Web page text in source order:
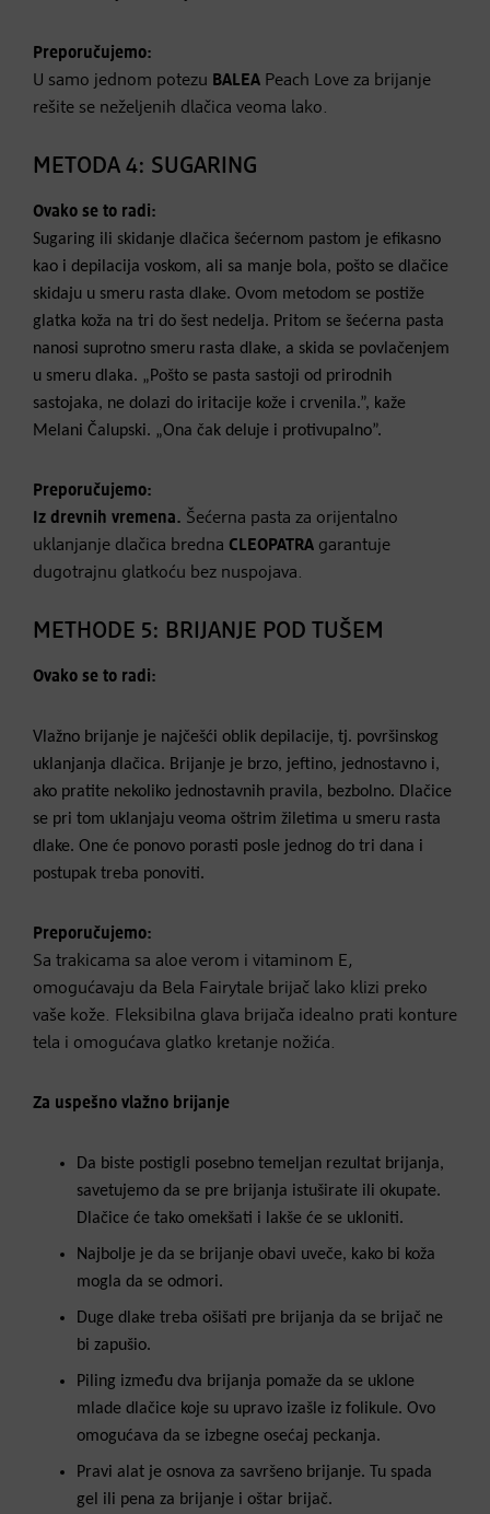
Preporučujemo:
U samo jednom potezu BALEA Peach Love za brijanje
rešite se neželjenih dlačica veoma lako.
METODA 4: SUGARING
Ovako se to radi:
Sugaring ili skidanje dlačica šećernom pastom je efikasno
kao i depilacija voskom, ali sa manje bola, pošto se dlačice
skidaju u smeru rasta dlake. Ovom metodom se postiže
glatka koža na tri do šest nedelja. Pritom se šećerna pasta
nanosi suprotno smeru rasta dlake, a skida se povlačenjem
u smeru dlaka. „Pošto se pasta sastoji od prirodnih
sastojaka, ne dolazi do iritacije kože i crvenila.”, kaže
Melani Čalupski. „Ona čak deluje i protivupalno”.
Preporučujemo:
Iz drevnih vremena. Šećerna pasta za orijentalno
uklanjanje dlačica bredna CLEOPATRA garantuje
dugotrajnu glatkoću bez nuspojava.
METHODE 5: BRIJANJE POD TUŠEM
Ovako se to radi:
Vlažno brijanje je najčešći oblik depilacije, tj. površinskog
uklanjanja dlačica. Brijanje je brzo, jeftino, jednostavno i,
ako pratite nekoliko jednostavnih pravila, bezbolno. Dlačice
se pri tom uklanjaju veoma oštrim žiletima u smeru rasta
dlake. One će ponovo porasti posle jednog do tri dana i
postupak treba ponoviti.
Preporučujemo:
Sa trakicama sa aloe verom i vitaminom E,
omogućavaju da Bela Fairytale brijač lako klizi preko
vaše kože. Fleksibilna glava brijača idealno prati konture
tela i omogućava glatko kretanje nožića.
Za uspešno vlažno brijanje
Da biste postigli posebno temeljan rezultat brijanja,
savetujemo da se pre brijanja istuširate ili okupate.
Dlačice će tako omekšati i lakše će se ukloniti.
Najbolje je da se brijanje obavi uveče, kako bi koža
mogla da se odmori.
Duge dlake treba ošišati pre brijanja da se brijač ne
bi zapušio.
Piling između dva brijanja pomaže da se uklone
mlade dlačice koje su upravo izašle iz folikule. Ovo
omogućava da se izbegne osećaj peckanja.
Pravi alat je osnova za savršeno brijanje. Tu spada
gel ili pena za brijanje i oštar brijač.